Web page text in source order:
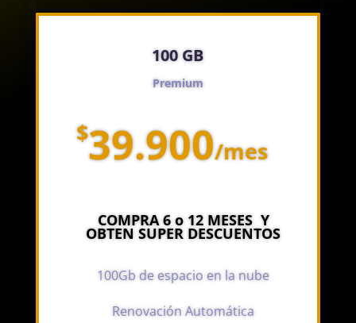
100 GB
Premium
$39.900/mes
COMPRA 6 o 12 MESES Y
OBTEN SUPER DESCUENTOS
100Gb de espacio en la nube
Renovación Automática